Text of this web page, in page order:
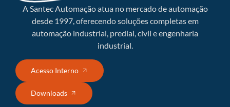
A Santec Automação atua no mercado de automação
desde 1997, oferecendo soluções completas em
automação industrial, predial, civil e engenharia
industrial.
Acesso Interno
Downloads